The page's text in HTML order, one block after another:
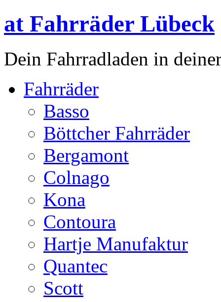
at Fahrräder Lübeck
Dein Fahrradladen in
Fahrräder
Basso
Böttcher Fahrräder
Bergamont
Colnago
Kona
Contoura
Hartje Manufaktur
Quantec
Scott